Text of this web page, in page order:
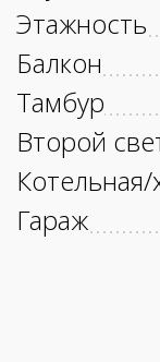
Этажность
Балкон
Тамбур
Второй
Котельная/
Гараж